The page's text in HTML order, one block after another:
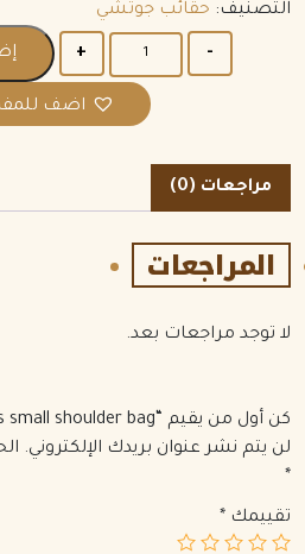
التصنيف: حقائب جوتشي
اضف
مراجعات (0)
المراجعات
لا توجد مراجعات بعد.
كن أول من يقيم “Dionysus small shoulder bag”
لن يتم نشر عنوان بريدك الإلكتروني.
*
تقييمك *